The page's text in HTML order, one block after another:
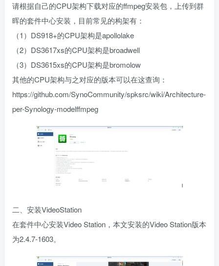
请根据自己的CPU架构下载对应的ffmpeg安装包，上传到群
晖的套件中心安装，目前常见的构架有：
（1）DS918+的CPU架构是apollolake
（2）DS3617xs的CPU架构是broadwell
（3）DS3615xs的CPU架构是bromolow
其他的CPU架构与之对应的版本可以在这查询：
https://github.com/SynoCommunity/spksrc/wiki/Architecture-
per-Synology-modelffmpeg
二、安装VideoStation
在套件中心安装Video Station，本文安装的Video Station版本
为2.4.7-1603。